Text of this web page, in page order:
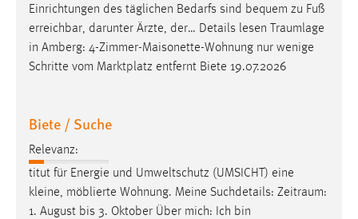
Einrichtungen des täglichen Bedarfs sind bequem zu Fuß
erreichbar, darunter Ärzte, der… Details lesen Traumlage
in Amberg: 4-Zimmer-Maisonette-Wohnung nur wenige
Schritte vom Marktplatz entfernt Biete 19.07.2026
Biete / Suche
Relevanz:
titut für Energie und Umweltschutz (UMSICHT) eine
kleine, möblierte Wohnung. Meine Suchdetails: Zeitraum:
1. August bis 3. Oktober Über mich: Ich bin
Matomo
Name:
_pk_ref, _pk_cvar, _pk_id, _pk_ses
Zugriffsstatistik
Cookie Laufzeit:
Max. 13 Monate